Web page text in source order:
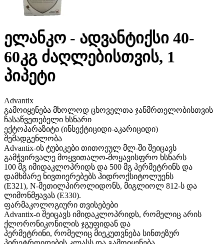
ელანკო - ადვანტიქსი 40-
60კგ ძაღლებისთვის, 1
პიპეტი
Advantix
გამოიყენება მხოლოდ ცხოველთა ჯანმრთელობისთვის
ჩასაწვეთებელი ხსნარი
ექტოპარაზიტი (ინსექტიციდი-აკარიციდი)
შემადგენლობა
Advantix-ის ტუბიკები თითოეულ მლ-ში შეიცავს
გამჭვირვალე მოყვითალო-მოყავისფრო ხსნარს
100 მგ იმიდაკლოპრიდს და 500 მგ პერმეტრინს და
დამხმარე ნივთიერებებს ჰიდროქსიტოლუენს
(E321), N-მეთილპიროლიდონს, მიგლიოლ 812-ს და
ლიმონმჟავას (E330).
ფარმაკოლოგიური თვისებები
Advantix-ი შეიცავს იმიდაკლოპრიდს, რომელიც არის
ქლორონიკონილის ჯგუფიდან და
პერმეტრინი, რომელიც მიეკუთვნება სინთეზურ